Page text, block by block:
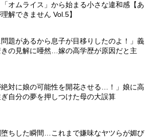
オムライス」から始まる小さな違和感【あ
解できません Vol.5】
問題があるから息子が目移りしたのよ！」義
の見解に唖然…嫁の高学歴が原因だと主
絶対に娘の可能性を開花させる…！」娘に高
自分の夢を押しつけた母の大誤算
堕ちした瞬間…これまで嫌味なヤツらが媚び